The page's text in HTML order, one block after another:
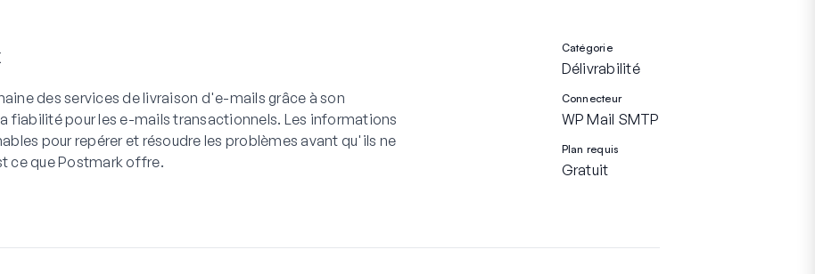
des services de livraison d'e-mails grâce à son
fiabilité pour les e-mails transactionnels. Les informations
pour repérer et résoudre les problèmes avant qu'ils ne
ce que Postmark offre.
Catégorie
Délivrabilité
Connecteur
WP Mail SMTP
Plan requis
Gratuit